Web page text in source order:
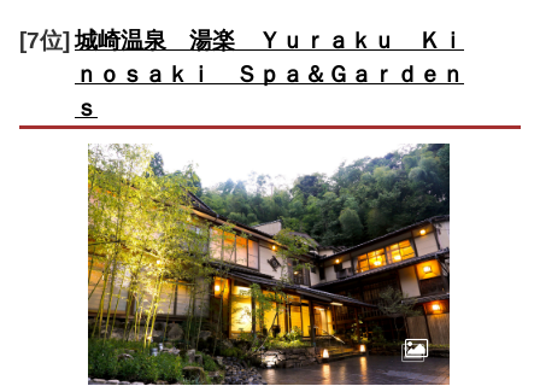
[7位] 城崎温泉 湯楽 Ｙｕｒａｋｕ Ｋｉ
ｎｏｓａｋｉ Ｓｐａ＆Ｇａｒｄｅｎ
ｓ